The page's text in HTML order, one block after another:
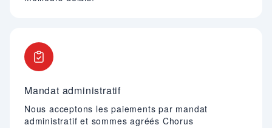
Mandat administratif
Nous acceptons les paiements par mandat
administratif et sommes agréés Chorus